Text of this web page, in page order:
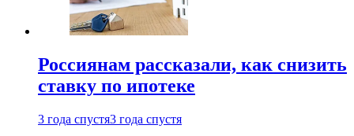
Россиянам рассказали, как снизить
ставку по ипотеке
3 года спустя3 года спустя